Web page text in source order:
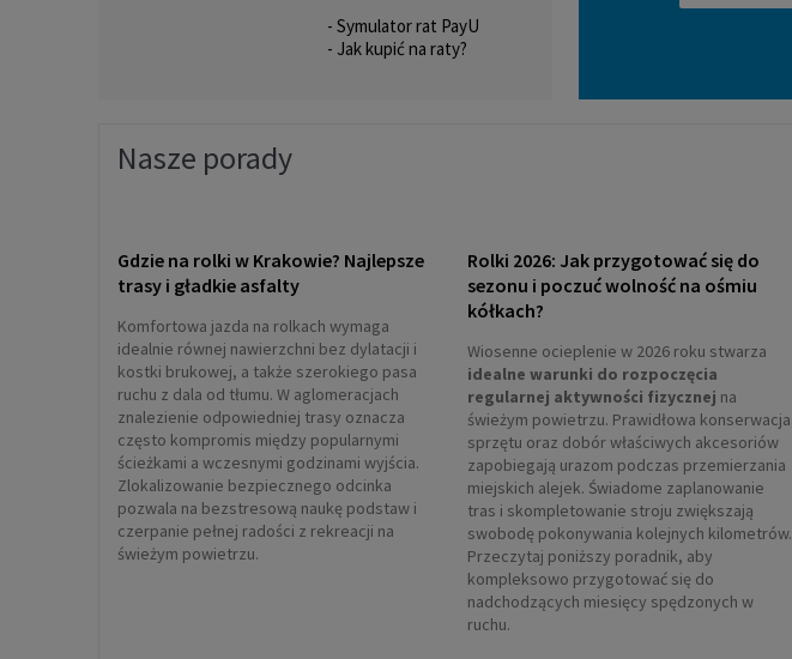
- Symulator rat PayU
- Jak kupić na raty?
Nasze porady
Gdzie na rolki w Krakowie? Najlepsze
trasy i gładkie asfalty
Komfortowa jazda na rolkach wymaga
idealnie równej nawierzchni bez dylatacji i
kostki brukowej, a także szerokiego pasa
ruchu z dala od tłumu. W aglomeracjach
znalezienie odpowiedniej trasy oznacza
często kompromis między popularnymi
ścieżkami a wczesnymi godzinami wyjścia.
Zlokalizowanie bezpiecznego odcinka
pozwala na bezstresową naukę podstaw i
czerpanie pełnej radości z rekreacji na
świeżym powietrzu.
Rolki 2026: Jak przygotować się do
sezonu i poczuć wolność na ośmiu
kółkach?
Wiosenne ocieplenie w 2026 roku stwarza
idealne warunki do rozpoczęcia
regularnej aktywności fizycznej na
świeżym powietrzu. Prawidłowa konserwacja
sprzętu oraz dobór właściwych akcesoriów
zapobiegają urazom podczas przemierzania
miejskich alejek. Świadome zaplanowanie
tras i skompletowanie stroju zwiększają
swobodę pokonywania kolejnych kilometrów.
Przeczytaj poniższy poradnik, aby
kompleksowo przygotować się do
nadchodzących miesięcy spędzonych w
ruchu.